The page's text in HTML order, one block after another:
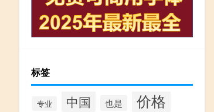
标签
专业 中国 也是 价格